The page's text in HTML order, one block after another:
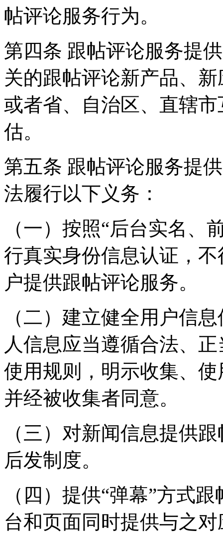
帖评论服务行为。
第四条 跟帖评论服务提
关的跟帖评论新产品、
或者省、自治区、直辖
估。
第五条 跟帖评论服务提
法履行以下义务：
（一）按照“后台实名、
行真实身份信息认证，
户提供跟帖评论服务。
（二）建立健全用户信
人信息应当遵循合法、
使用规则，明示收集、
并经被收集者同意。
（三）对新闻信息提供
后发制度。
（四）提供“弹幕”方式
台和页面同时提供与之